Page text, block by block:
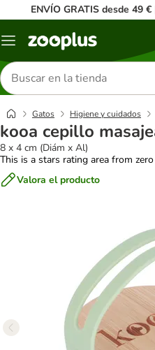
ENVÍO GRATIS desde 49
Menú
Buscar
productos
Gatos Higiene y cuidados
kooa cepillo
8 x 4 cm (Diám x Al)
This is a stars rating area from
Valora el producto